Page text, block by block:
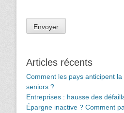
Articles récents
Comment les pays anticipent
seniors ?
Entreprises : hausse des
Épargne inactive ? Comment